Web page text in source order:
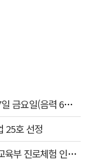
[더사주 오늘의 띠별 운세] <8월 7일 금요일(음력 6월25일)>
25호 선정
경북과학대 전통문화체험학교…교육부 진로체험 인증기관 선정